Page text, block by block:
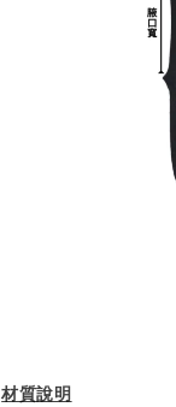
材質說明